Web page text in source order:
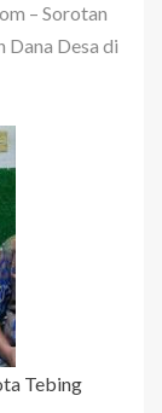
– Sorotan
Dana Desa di
Tebing